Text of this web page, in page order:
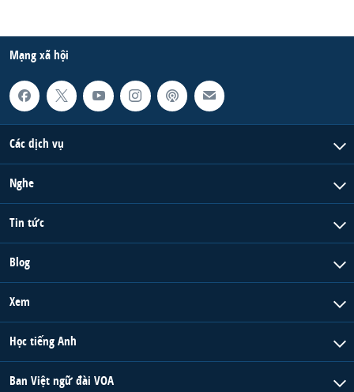
Mạng xã hội
Các dịch vụ
Nghe
Tin tức
Blog
Xem
Học tiếng Anh
Ban Việt ngữ đài VOA